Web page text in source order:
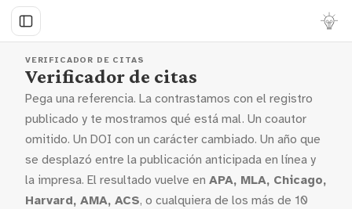
VERIFICADOR DE CITAS
Verificador de citas
Pega una referencia. La contrastamos con el registro
publicado y te mostramos qué está mal. Un coautor
omitido. Un DOI con un carácter cambiado. Un año que
se desplazó entre la publicación anticipada en línea y
la impresa. El resultado vuelve en APA, MLA, Chicago,
Harvard, AMA, ACS, o cualquiera de los más de 10